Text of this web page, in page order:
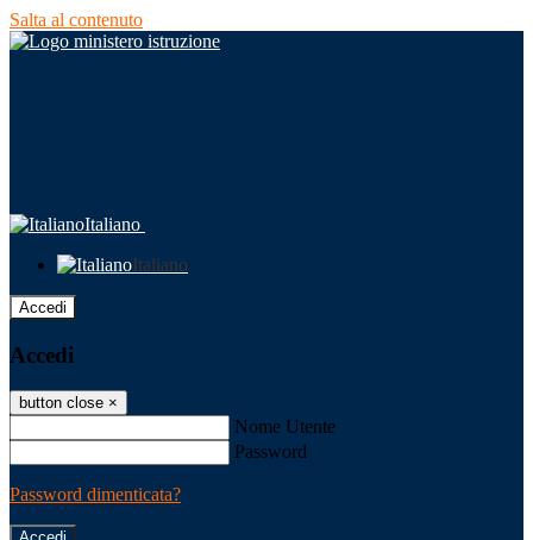
Salta al contenuto
Italiano
Italiano
Accedi
Accedi
button close ×
Nome Utente
Password
Password dimenticata?